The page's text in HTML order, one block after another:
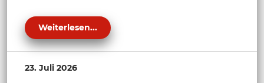
Weiterlesen...
23. Juli 2026